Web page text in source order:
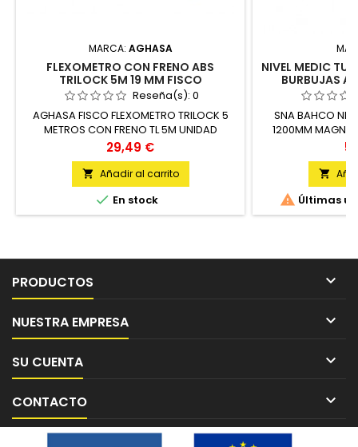
MARCA: AGHASA
FLEXOMETRO CON FRENO ABS
TRILOCK 5M 19 MM FISCO
Reseña(s): 0
AGHASA FISCO FLEXOMETRO TRILOCK 5
METROS CON FRENO TL 5M UNIDAD
Precio
29,49 €
 Añadir al carrito
 En stock
NIVEL MEDIC
BURBUJAS
SNA BAHCO
1200MM

 Últimas
PRODUCTOS 
NUESTRA EMPRESA 
SU CUENTA 
CONTACTO 